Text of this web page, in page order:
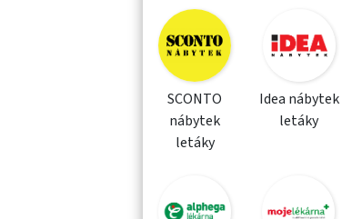
SCONTO
nábytek
letáky
Idea nábytek
letáky